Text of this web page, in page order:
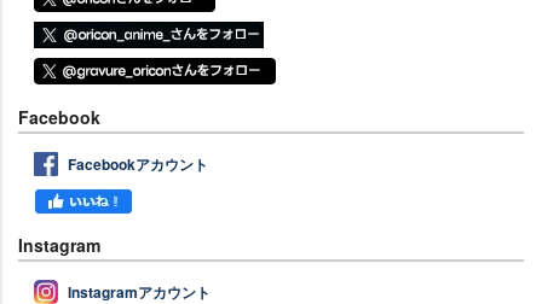
Facebook
Facebookアカウント
Instagram
Instagramアカウント